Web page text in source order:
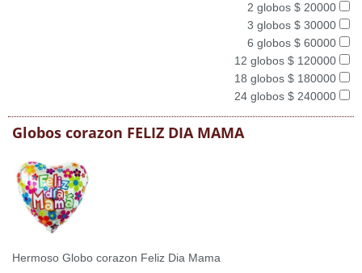
2 globos $ 20000
3 globos $ 30000
6 globos $ 60000
12 globos $ 120000
18 globos $ 180000
24 globos $ 240000
Globos corazon FELIZ DIA MAMA
Hermoso Globo corazon Feliz Dia Mama